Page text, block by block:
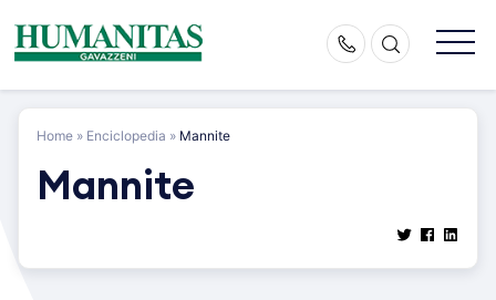
content
Home » Enciclopedia » Mannite
Mannite